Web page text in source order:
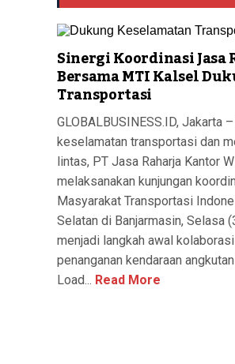
Sinergi Koordinasi Jasa
Bersama MTI Kalsel
Transportasi
GLOBALBUSINESS.ID, Jakarta
keselamatan transportasi dan
lintas, PT Jasa Raharja Kantor
melaksanakan kunjungan
Masyarakat Transportasi
Selatan di Banjarmasin, Selasa
menjadi langkah awal
penanganan kendaraan
Load... Read More